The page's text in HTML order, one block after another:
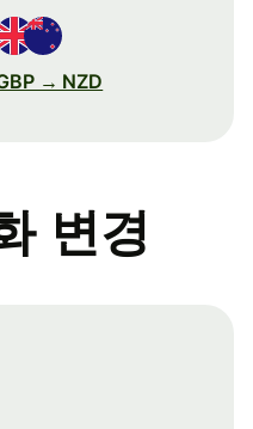
→ NZD
변경